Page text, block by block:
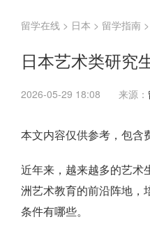
留学在线 > 日本 > 留学指南 >
日本艺术类研究
2026-05-29 18:08 来源：
本文内容仅供参考，包含
近年来，越来越多的艺术
洲艺术教育的前沿阵地，
条件有哪些。